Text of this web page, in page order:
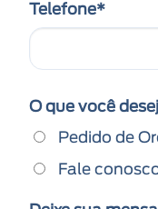
Telefone*
O que você
Pedido de
Fale